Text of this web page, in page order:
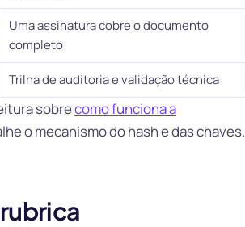
Uma assinatura cobre o documento
completo
Trilha de auditoria e validação técnica
sobrecomo funciona a
o mecanismo do hash e das chaves.